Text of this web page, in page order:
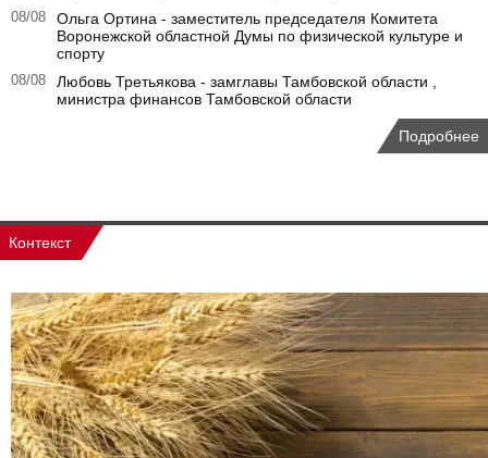
08/08
Ольга Ортина - заместитель председателя Комитета
Воронежской областной Думы по физической культуре и
спорту
08/08
Любовь Третьякова - замглавы Тамбовской области ,
министра финансов Тамбовской области
Подробнее
Контекст